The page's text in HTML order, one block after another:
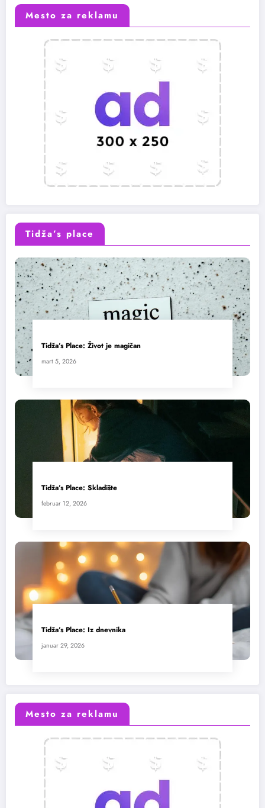
Mesto za reklamu
Tidža’s place
Tidža’s Place: Život je magičan
mart 5, 2026
Tidža’s Place: Skladište
februar 12, 2026
Tidža’s Place: Iz dnevnika
januar 29, 2026
Mesto za reklamu